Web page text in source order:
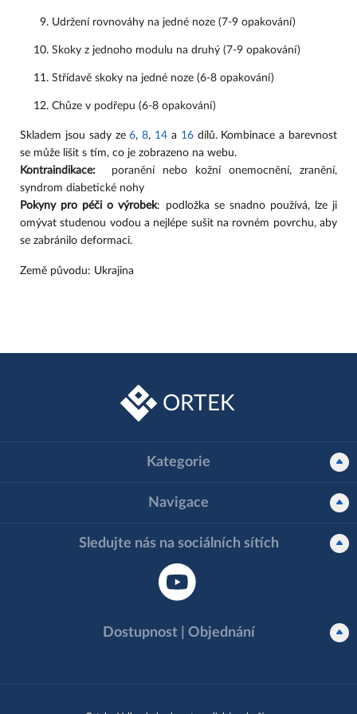
Udržení rovnováhy na jedné noze (7-9 opakování)
Skoky z jednoho modulu na druhý (7-9 opakování)
Střídavě skoky na jedné noze (6-8 opakování)
Chůze v podřepu (6-8 opakování)
Skladem jsou sady ze 6, 8, 14 a 16 dílů. Kombinace a barevnost
se může lišit s tím, co je zobrazeno na webu.
Kontraindikace: poranění nebo kožní onemocnění, zranění,
syndrom diabetické nohy
Pokyny pro péči o výrobek: podložka se snadno používá, lze ji
omývat studenou vodou a nejlépe sušit na rovném povrchu, aby
se zabránilo deformaci.
Země původu: Ukrajina
ORTEK
Kategorie
Navigace
Sledujte nás na sociálních sítích
Dostupnost | Objednání